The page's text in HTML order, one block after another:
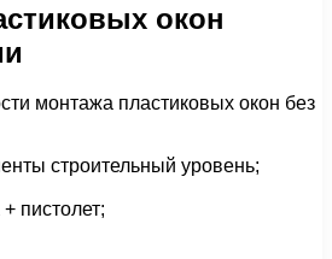
окон
монтажа пластиковых окон без
строительный уровень;
пистолет;